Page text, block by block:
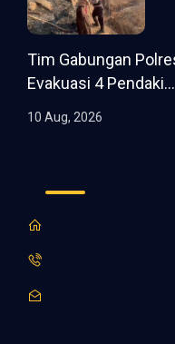
Tim Gabungan
Evakuasi 4 Pendaki...
10 Aug, 2026